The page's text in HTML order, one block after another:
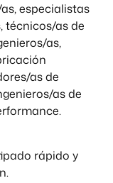
especialistas
técnicos/as de
as,
as de
as de
rápido y